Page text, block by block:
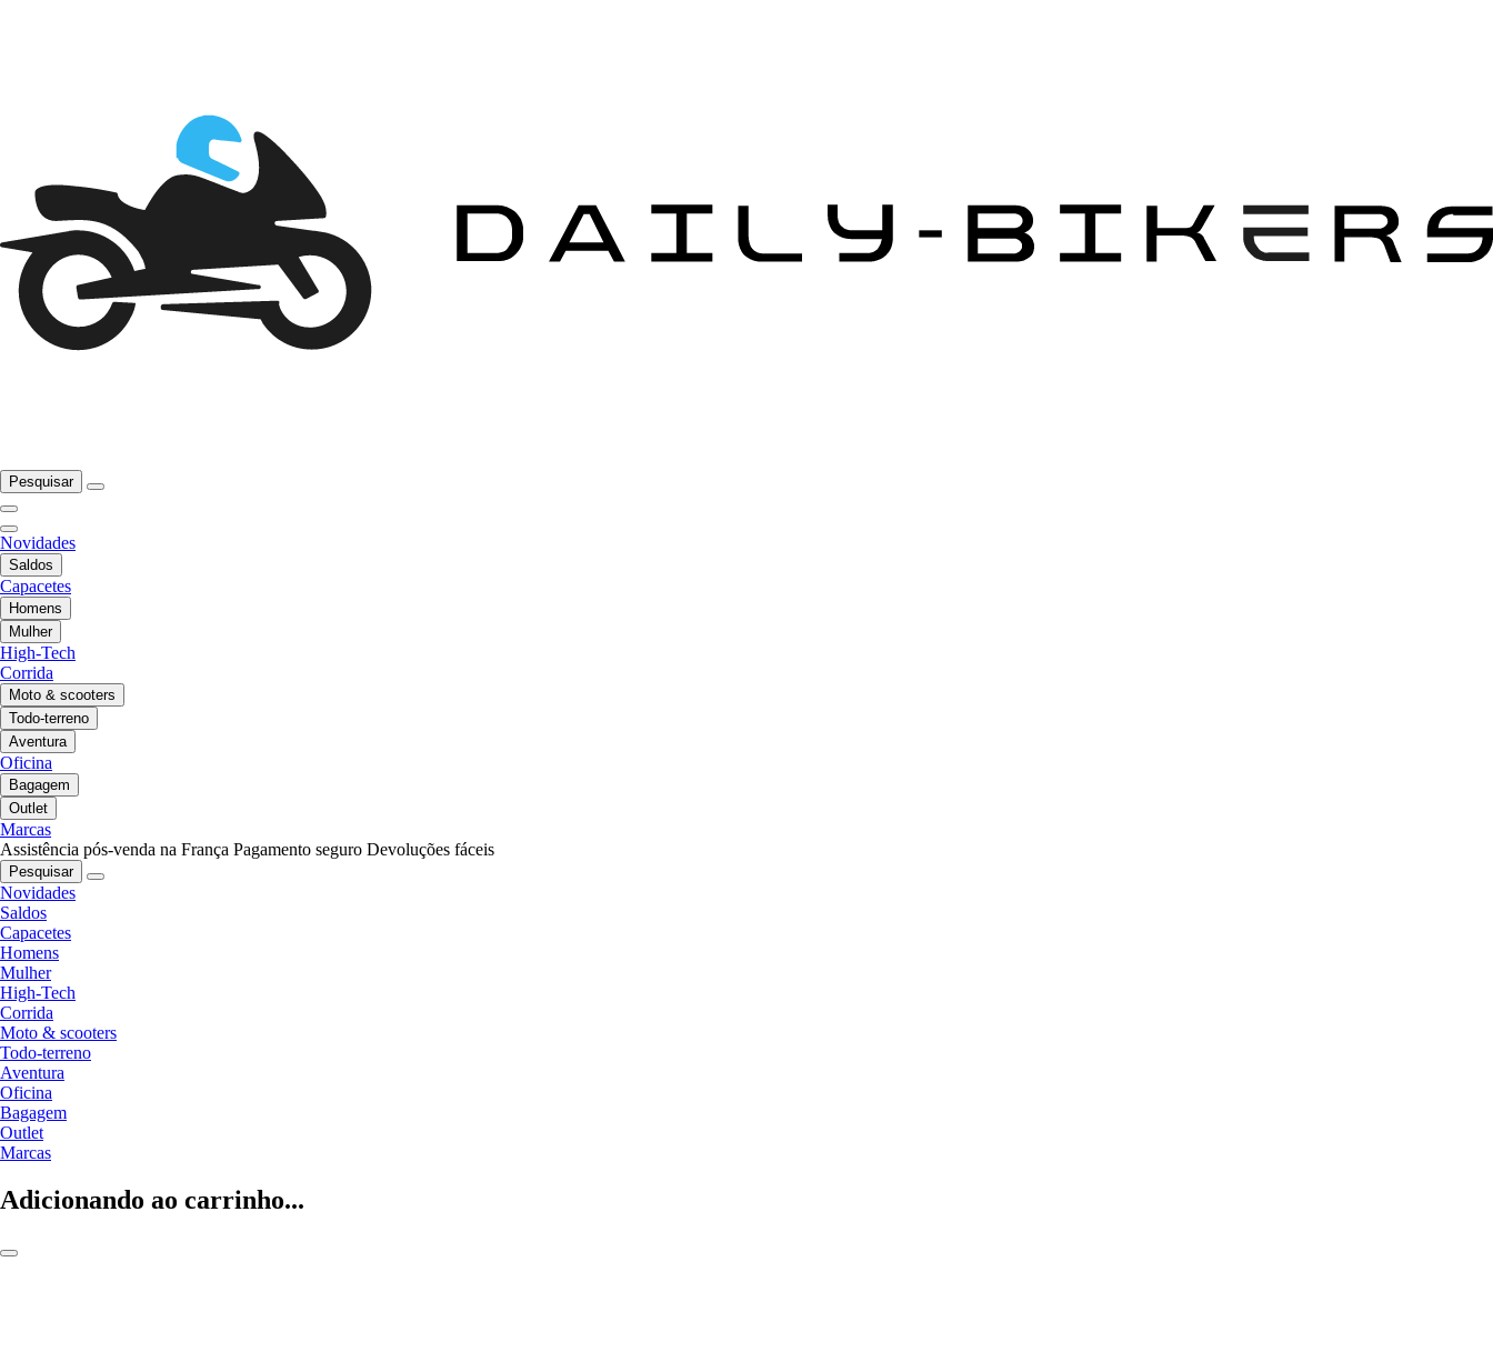
Pesquisar
Novidades
Saldos
Capacetes
Homens
Mulher
High-Tech
Corrida
Moto & scooters
Todo-terreno
Aventura
Oficina
Bagagem
Outlet
Marcas
Assistência pós-venda na França Pagamento seguro Devoluções fáceis
Pesquisar
Novidades
Saldos
Capacetes
Homens
Mulher
High-Tech
Corrida
Moto & scooters
Todo-terreno
Aventura
Oficina
Bagagem
Outlet
Marcas
Adicionando ao carrinho...